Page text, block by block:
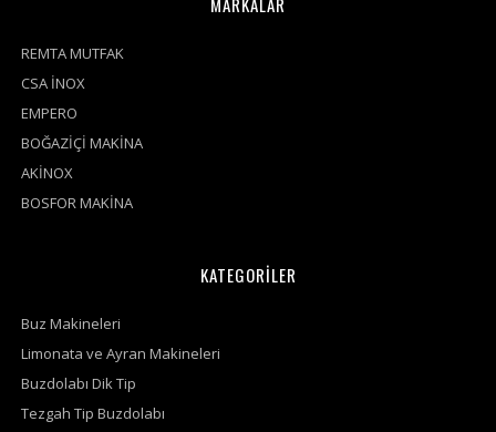
REMTA MUTFAK
CSA İNOX
EMPERO
BOĞAZİÇİ MAKİNA
AKİNOX
BOSFOR MAKİNA
KATEGORİLER
Buz Makineleri
Limonata ve Ayran Makineleri
Buzdolabı Dik Tip
Tezgah Tip Buzdolabı